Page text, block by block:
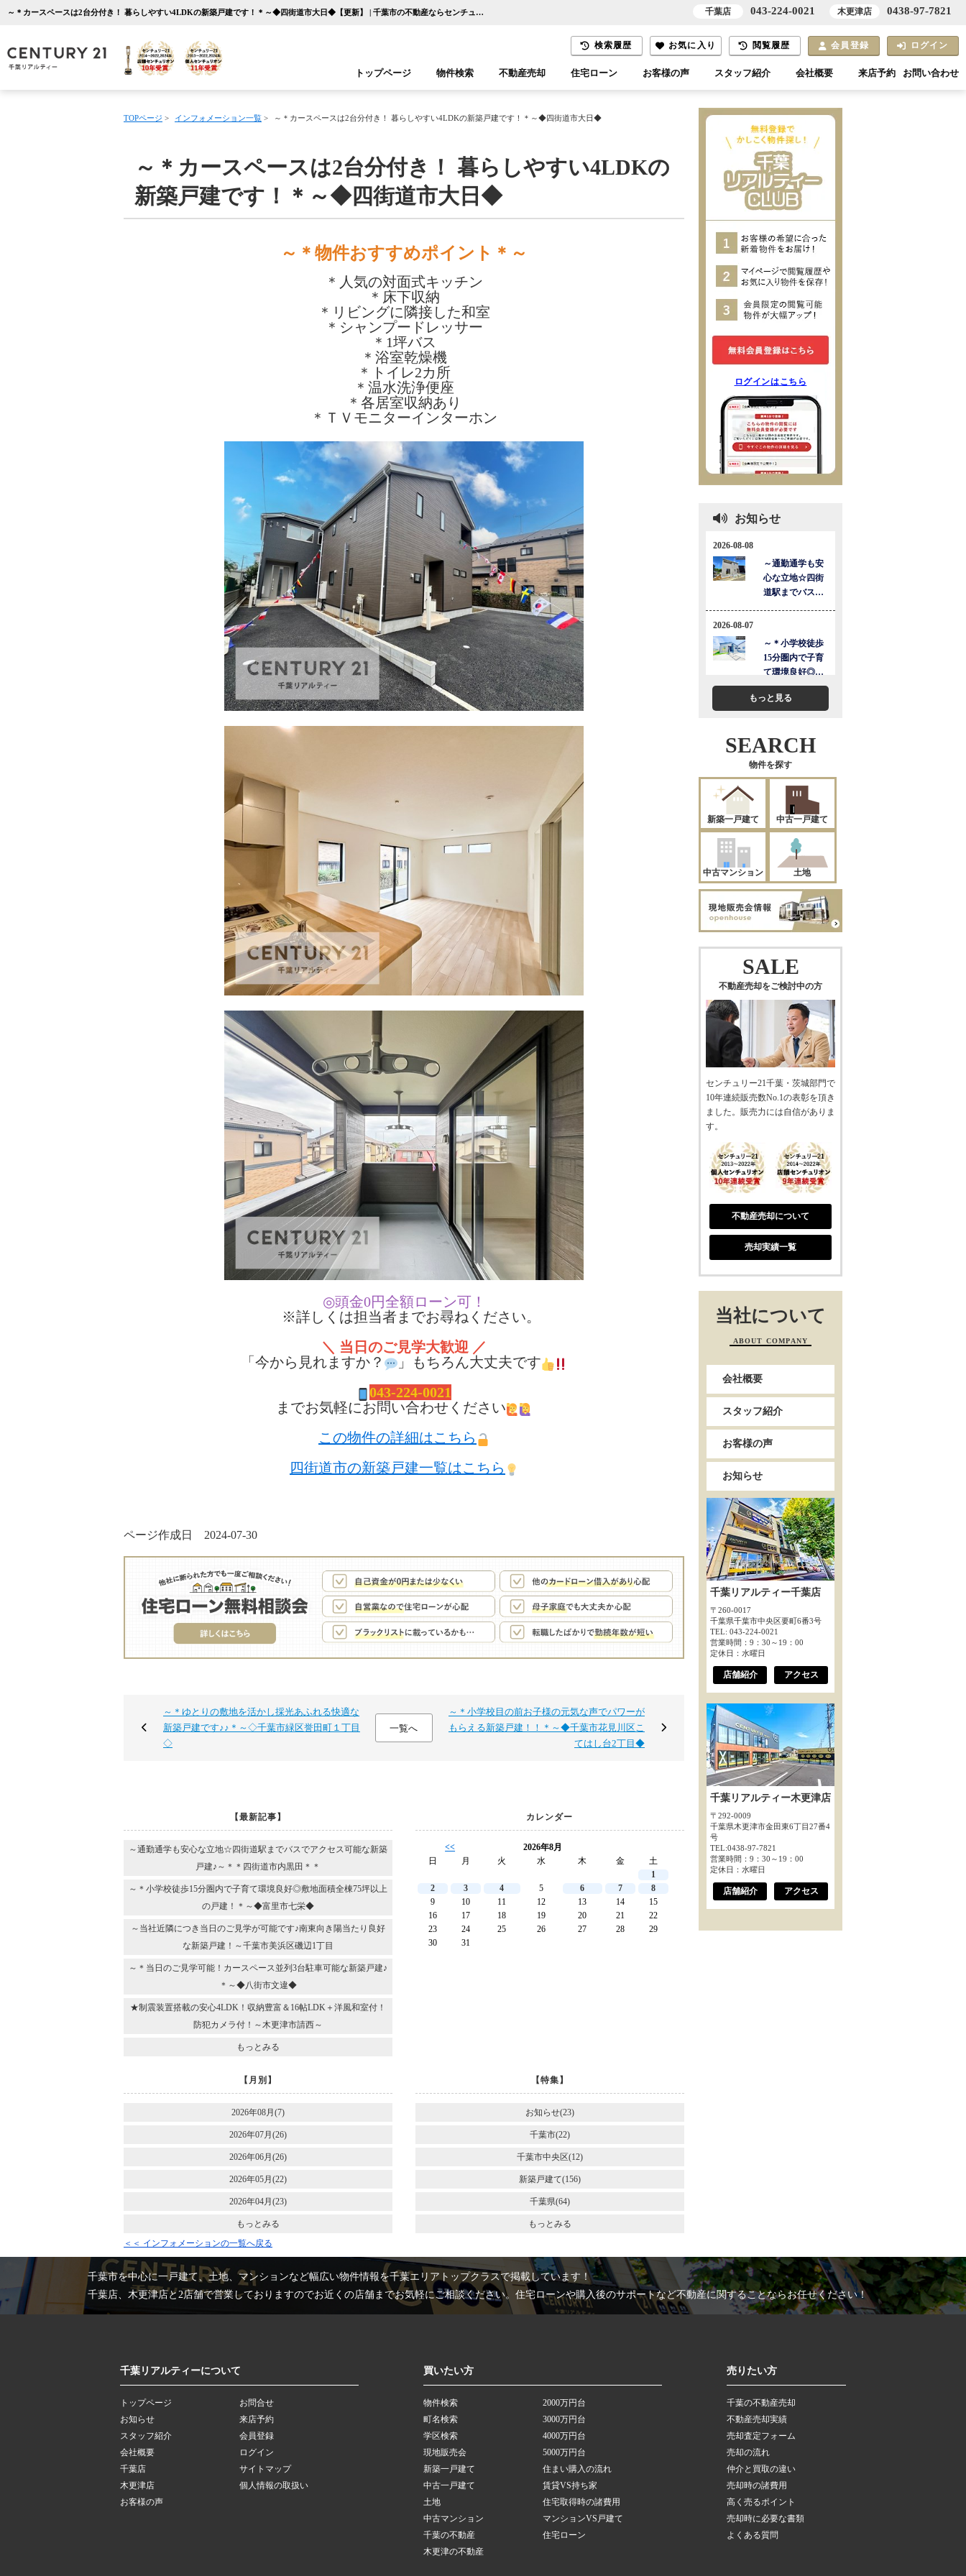
～＊カースペースは2台分付き！ 暮らしやすい4LDKの新築戸建です！＊～◆四街道市大日◆【更新】 | 千葉市の不動産ならセンチュリー21千葉リアルティー
検索履歴 お気に入り 閲覧履歴 会員登録 ログイン
トップページ 物件検索
千葉エリア 木更津エリア
不動産売却 住宅ローン お客様の声 スタッフ紹介 会社概要 来店予約 お問い合わせ
TOPページ > インフォメーション一覧 > ～＊カースペースは2台分付き！ 暮らしやすい4LDKの新築戸建です！＊～◆四街道市大日◆
～＊カースペースは2台分付き！ 暮らしやすい4LDKの
新築戸建です！＊～◆四街道市大日◆
～＊物件おすすめポイント＊～
＊人気の対面式キッチン
＊床下収納
＊リビングに隣接した和室
＊シャンプードレッサー
＊1坪バス
＊浴室乾燥機
＊トイレ2カ所
＊温水洗浄便座
＊各居室収納あり
＊ＴＶモニターインターホン
◎頭金0円全額ローン可！
※詳しくは担当者までお尋ねください。
＼ 当日のご見学大歓迎 ／
「今から見れますか？
」もちろん大丈夫です
043-224-0021
までお気軽にお問い合わせください
この物件の詳細はこちら
四街道市の新築戸建一覧はこちら
ページ作成日 2024-07-30
～＊ゆとりの敷地を活かし採光あふれる快適な
新築戸建です♪♪＊～◇千葉市緑区誉田町１丁目
◇
一覧へ
～＊小学校目の前お子様の元気な声でパワーが
もらえる新築戸建！！＊～◆千葉市花見川区こ
てはし台2丁目◆
【最新記事】
～通勤通学も安心な立地☆四街道駅までバスでアクセス可能な新築
戸建♪～＊＊四街道市内黒田＊＊
～＊小学校徒歩15分圏内で子育て環境良好◎敷地面積全棟75坪以上
の戸建！＊～◆富里市七栄◆
～当社近隣につき当日のご見学が可能です♪南東向き陽当たり良好
な新築戸建！～千葉市美浜区磯辺1丁目
～＊当日のご見学可能！カースペース並列3台駐車可能な新築戸建♪
＊～◆八街市文違◆
★制震装置搭載の安心4LDK！収納豊富＆16帖LDK＋洋風和室付！
防犯カメラ付！～木更津市請西～
もっとみる
カレンダー
<<
2026年8月
日
月 火 水 木 金
土
1
2
3 4 5 6 7
8
9
10 11 12 13 14
15
16
17 18 19 20 21
22
23
24 25 26 27 28
29
30
31
【月別】
2026年08月(7)
2026年07月(26)
2026年06月(26)
2026年05月(22)
2026年04月(23)
もっとみる
【特集】
お知らせ(23)
千葉市(22)
千葉市中央区(12)
新築戸建て(156)
千葉県(64)
もっとみる
＜＜ インフォメーションの一覧へ戻る
ログインはこちら
お知らせ
もっと見る
SEARCH
物件を探す
新築一戸建て 中古一戸建て
中古マンション 土地
SALE
不動産売却をご検討中の方
センチュリー21千葉・茨城部門で
10年連続販売数No.1の表彰を頂き
ました。販売力には自信がありま
す。
不動産売却について
売却実績一覧
当社について
ABOUT COMPANY
会社概要
スタッフ紹介
お客様の声
お知らせ
千葉リアルティー千葉店
〒260-0017
千葉県千葉市中央区要町6番3号
TEL: 043-224-0021
営業時間：9：30～19：00
定休日：水曜日
店舗紹介 アクセス
千葉リアルティー木更津店
〒292-0009
千葉県木更津市金田東6丁目27番4
号
TEL:0438-97-7821
営業時間：9：30～19：00
定休日：水曜日
店舗紹介 アクセス
千葉市を中心に一戸建て、土地、マンションなど幅広い物件情報を千葉エリアトップクラスで掲載しています！
千葉店、木更津店と2店舗で営業しておりますのでお近くの店舗までお気軽にご相談ください。住宅ローンや購入後のサポートなど不動産に関することならお任せください！
千葉リアルティーについて
トップページ
お知らせ
スタッフ紹介
会社概要
千葉店
木更津店
お客様の声
お問合せ
来店予約
会員登録
ログイン
サイトマップ
個人情報の取扱い
買いたい方
物件検索
町名検索
学区検索
現地販売会
新築一戸建て
中古一戸建て
土地
中古マンション
千葉の不動産
木更津の不動産
2000万円台
3000万円台
4000万円台
5000万円台
住まい購入の流れ
賃貸VS持ち家
住宅取得時の諸費用
マンションVS戸建て
住宅ローン
売りたい方
千葉の不動産売却
不動産売却実績
売却査定フォーム
売却の流れ
仲介と買取の違い
売却時の諸費用
高く売るポイント
売却時に必要な書類
よくある質問
千葉店 043-224-0021 木更津店 0438-97-7821